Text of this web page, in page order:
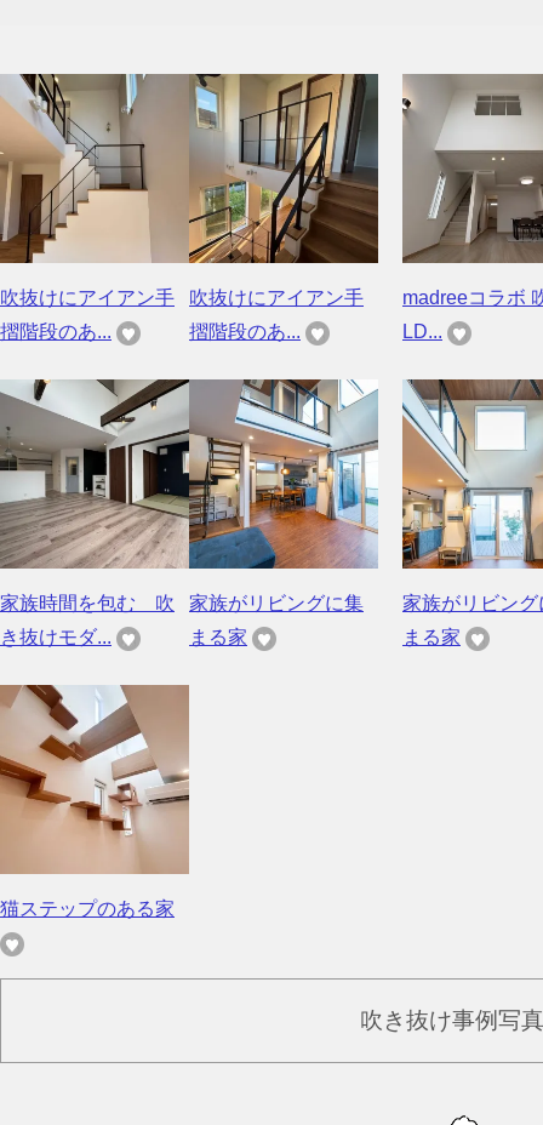
吹抜けにアイアン手
摺階段のあ...
吹抜けにアイアン手
摺階段のあ...
madreeコラボ
LD...
家族時間を包む 吹
き抜けモダ...
家族がリビングに集
まる家
家族がリビング
まる家
猫ステップのある家
吹き抜け事例写